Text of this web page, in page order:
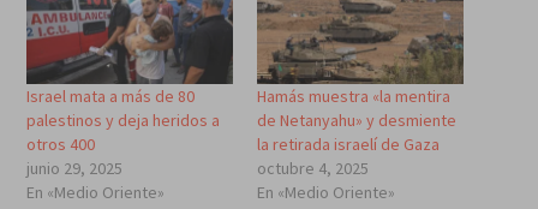
Israel mata a más de 80
palestinos y deja heridos a
otros 400
junio 29, 2025
En «Medio Oriente»
Hamás muestra «la mentira
de Netanyahu» y desmiente
la retirada israelí de Gaza
octubre 4, 2025
En «Medio Oriente»